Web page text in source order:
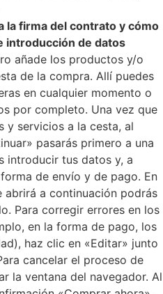
la firma del contrato y cómo
introducción de datos
añade los productos y/o
de la compra. Allí puedes
en cualquier momento o
por completo. Una vez que
y servicios a la cesta, al
pasarás primero a una
introducir tus datos y, a
de envío y de pago. En
abrirá a continuación podrás
Para corregir errores en los
en la forma de pago, los
haz clic en «Editar» junto
cancelar el proceso de
la ventana del navegador. Al